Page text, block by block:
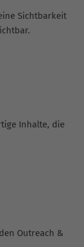
Sichtbarkeit
Inhalte, die
Outreach &